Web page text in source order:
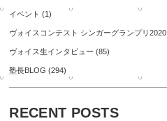
イベント (1)
ヴォイスコンテスト シンガーグランプリ2020
ヴォイス生インタビュー (85)
塾長BLOG (294)
RECENT POSTS